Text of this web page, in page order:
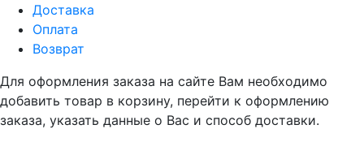
Доставка
Оплата
Возврат
Для оформления заказа на сайте Вам необходимо
добавить товар в корзину, перейти к оформлению
заказа, указать данные о Вас и способ доставки.